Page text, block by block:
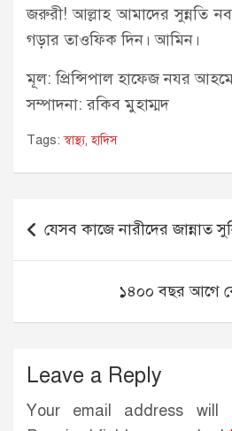
জরুরী! আল্লাহ আমাদের সুন্নতি
গড়ার তাওফিক দিন। আমিন।
মূল: প্রিন্সিপাল হাফেজ নযর
সম্পাদনা: রকিব মুহাম্মদ
Tags: স্বাস্থ্য,হাদিস
navigation
যেসব কাজে নারীদের জান্নাত
১৪০০ বছর আগে
Leave a Reply
Your email address will